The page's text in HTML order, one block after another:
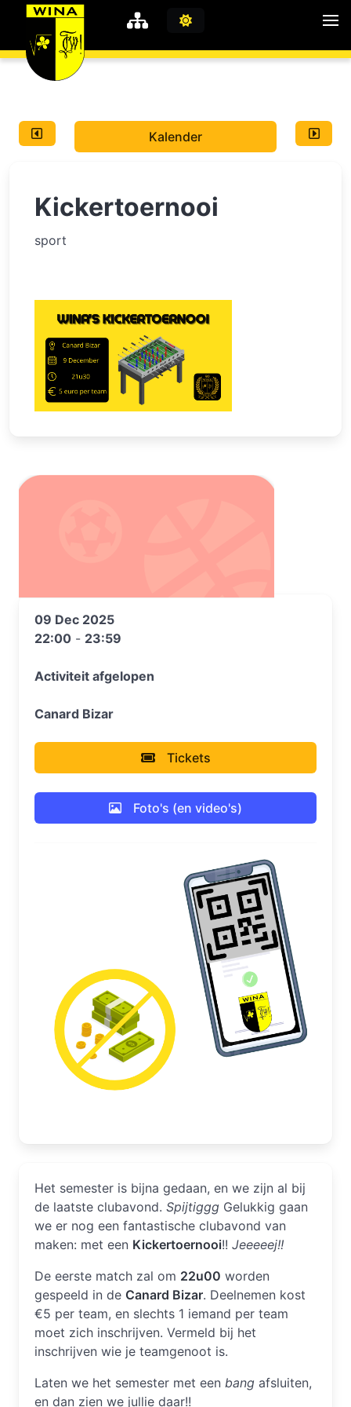
WiNA MyWiNA
Kalender
Kickertoernooi
sport
09 Dec 2025
22:00 - 23:59
Activiteit afgelopen
Canard Bizar
Tickets
Foto's (en video's)
Het semester is bijna gedaan, en we zijn al bij
de laatste clubavond. Spijtiggg Gelukkig gaan
we er nog een fantastische clubavond van
maken: met een Kickertoernooi!! Jeeeeej!!
De eerste match zal om 22u00 worden
gespeeld in de Canard Bizar. Deelnemen kost
€5 per team, en slechts 1 iemand per team
moet zich inschrijven. Vermeld bij het
inschrijven wie je teamgenoot is.
Laten we het semester met een bang afsluiten,
en dan zien we jullie daar!!